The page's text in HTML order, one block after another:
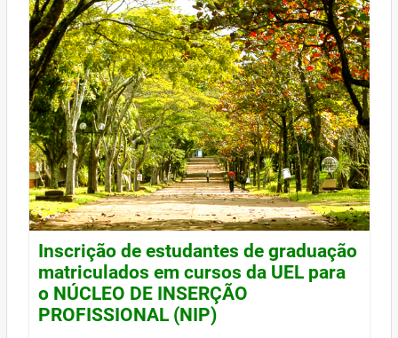
Inscrição de estudantes de graduação
matriculados em cursos da UEL para
o NÚCLEO DE INSERÇÃO
PROFISSIONAL (NIP)